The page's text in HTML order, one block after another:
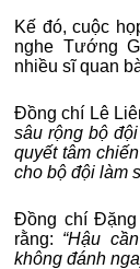
Kế đó, cuộc
nghe Tướng
nhiều sĩ quan
Đồng chí Lê
sâu rộng bộ
quyết tâm
cho bộ đội làm
Đồng chí Đặng
rằng: “Hậu
không đánh